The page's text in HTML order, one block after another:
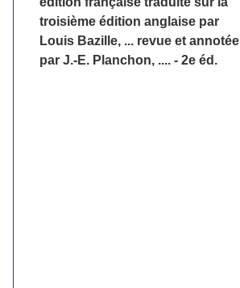
troisième édition anglaise par
Louis Bazille, ... revue et annotée
par J.-E. Planchon, .... - 2e éd.